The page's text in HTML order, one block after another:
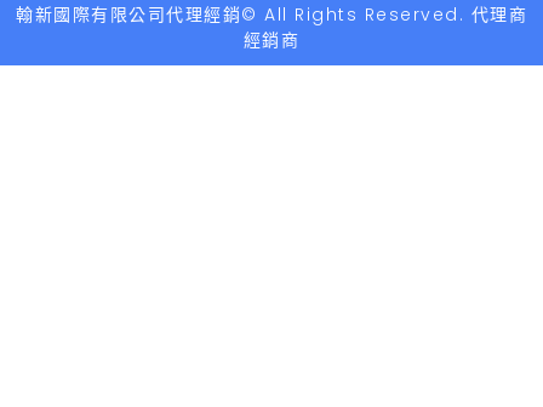
翰新國際有限公司代理經銷© All Rights Reserved. 代理商
經銷商